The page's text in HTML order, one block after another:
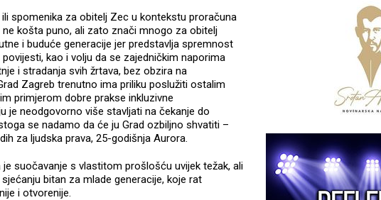
spomenika za obitelj Zec u kontekstu proračuna
košta puno, ali zato znači mnogo za obitelj
i buduće generacije jer predstavlja spremnost
kao i volju da se zajedničkim naporima
i stradanja svih žrtava, bez obzira na
Zagreb trenutno ima priliku poslužiti ostalim
primjerom dobre prakse inkluzivne
je neodgovorno više stavljati na čekanje do
se nadamo da će ju Grad ozbiljno shvatiti –
za ljudska prava, 25-godišnja Aurora.
suočavanje s vlastitom prošlošću uvijek težak, ali
bitan za mlade generacije, koje rat
i otvorenije.